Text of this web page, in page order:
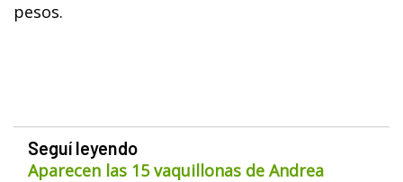
pesos.
Seguí leyendo
Aparecen las 15 vaquillonas de Andrea